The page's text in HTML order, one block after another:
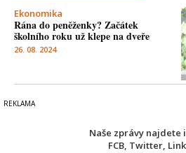
Ekonomika
Rána do peněženky? Začátek
školního roku už klepe na dveře
26. 08. 2024
Naše zprávy najdete
FCB, Twitter,